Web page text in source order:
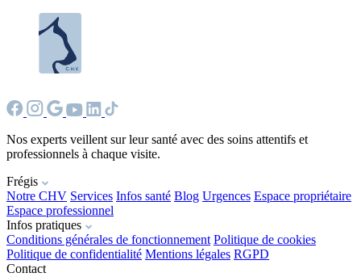
Nos experts veillent sur leur santé avec des soins attentifs et
professionnels à chaque visite.
Frégis
Notre CHV Services Infos santé Blog Urgences Espace propriétaire
Espace professionnel
Infos pratiques
Conditions générales de fonctionnement Politique de cookies
Politique de confidentialité Mentions légales RGPD
Contact